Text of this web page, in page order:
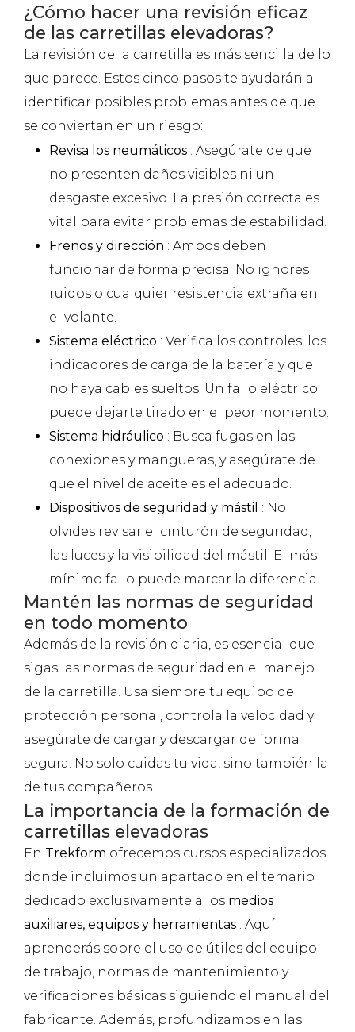
¿Cómo hacer una revisión eficaz
de las carretillas elevadoras?
La revisión de la carretilla es más sencilla de lo
que parece. Estos cinco pasos te ayudarán a
identificar posibles problemas antes de que
se conviertan en un riesgo:
Revisa los neumáticos : Asegúrate de que
no presenten daños visibles ni un
desgaste excesivo. La presión correcta es
vital para evitar problemas de estabilidad.
Frenos y dirección : Ambos deben
funcionar de forma precisa. No ignores
ruidos o cualquier resistencia extraña en
el volante.
Sistema eléctrico : Verifica los controles, los
indicadores de carga de la batería y que
no haya cables sueltos. Un fallo eléctrico
puede dejarte tirado en el peor momento.
Sistema hidráulico : Busca fugas en las
conexiones y mangueras, y asegúrate de
que el nivel de aceite es el adecuado.
Dispositivos de seguridad y mástil : No
olvides revisar el cinturón de seguridad,
las luces y la visibilidad del mástil. El más
mínimo fallo puede marcar la diferencia.
Mantén las normas de seguridad
en todo momento
Además de la revisión diaria, es esencial que
sigas las normas de seguridad en el manejo
de la carretilla. Usa siempre tu equipo de
protección personal, controla la velocidad y
asegúrate de cargar y descargar de forma
segura. No solo cuidas tu vida, sino también la
de tus compañeros.
La importancia de la formación de
carretillas elevadoras
En Trekform ofrecemos cursos especializados
donde incluimos un apartado en el temario
dedicado exclusivamente a los medios
auxiliares, equipos y herramientas . Aquí
aprenderás sobre el uso de útiles del equipo
de trabajo, normas de mantenimiento y
verificaciones básicas siguiendo el manual del
fabricante. Además, profundizamos en las